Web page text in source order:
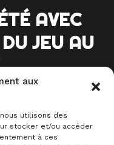
aux
utilisons des
stocker et/ou accéder
à ces
AVEC
JEU AU
excité
unesoirée